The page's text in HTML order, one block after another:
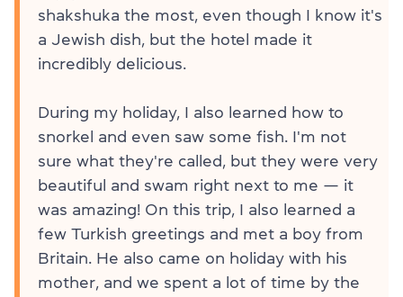
shakshuka the most, even though I know it's
a Jewish dish, but the hotel made it
incredibly delicious.
During my holiday, I also learned how to
snorkel and even saw some fish. I'm not
sure what they're called, but they were very
beautiful and swam right next to me — it
was amazing! On this trip, I also learned a
few Turkish greetings and met a boy from
Britain. He also came on holiday with his
mother, and we spent a lot of time by the